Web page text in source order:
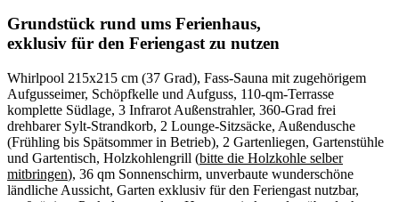
Grundstück rund ums Ferienhaus,
exklusiv für den Feriengast zu nutzen
Whirlpool 215x215 cm (37 Grad), Fass-Sauna mit zugehörigem
Aufgusseimer, Schöpfkelle und Aufguss, 110-qm-Terrasse
komplette Südlage, 3 Infrarot Außenstrahler, 360-Grad frei
drehbarer Sylt-Strandkorb, 2 Lounge-Sitzsäcke, Außendusche
(Frühling bis Spätsommer in Betrieb), 2 Gartenliegen, Gartenstühle
und Gartentisch, Holzkohlengrill (bitte die Holzkohle selber
mitbringen), 36 qm Sonnenschirm, unverbaute wunderschöne
ländliche Aussicht, Garten exklusiv für den Feriengast nutzbar,